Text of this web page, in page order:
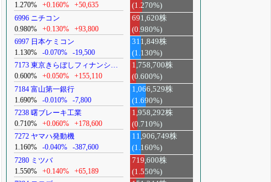
1.270%
+0.160% +50,635
(1.270%)
6996 ニチコン
0.980%
+0.130% +93,800
691,620株
(0.980%)
6997 日本ケミコン
1.130%
-0.070% -19,500
311,849株
(1.130%)
7173 東京きらぼしフィナンシ…
0.600%
+0.050% +155,110
1,758,700株
(0.600%)
7184 富山第一銀行
1.690%
-0.010% -7,800
1,066,529株
(1.690%)
7238 曙ブレーキ工業
0.710%
+0.060% +178,600
1,958,292株
(0.710%)
7272 ヤマハ発動機
1.160%
-0.040% -387,600
11,906,749株
(1.160%)
7280 ミツバ
1.550%
+0.140% +65,189
719,600株
(1.550%)